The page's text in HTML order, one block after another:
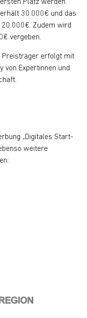
Platz werden
30.000€ und das
Zudem wird
vergeben.
Preisträger erfolgt mit
von Expertinnen und
„Digitales Start-
weitere